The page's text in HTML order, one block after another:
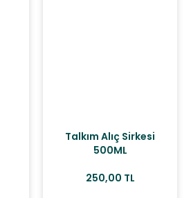
Talkım Alıç Sirkesi
500ML
250,00 TL